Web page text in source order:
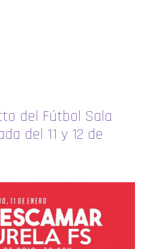
del Fútbol Sala
del 11 y 12 de